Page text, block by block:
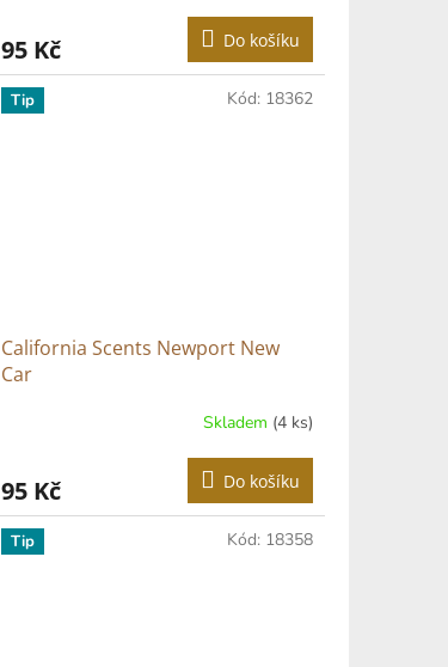
95 Kč Do košíku
Tip
California Scents Newport New
Car
Skladem (4 ks)
95 Kč Do košíku
Kód: 18362
Tip Kód: 18358